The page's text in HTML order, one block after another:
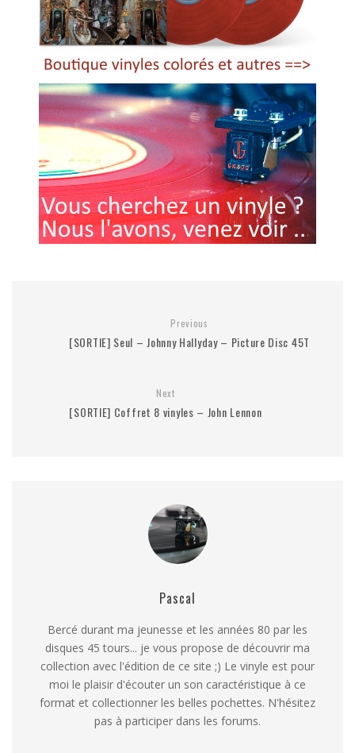
Previous
[SORTIE] Seul – Johnny Hallyday – Picture Disc 45T
Next
[SORTIE] Coffret 8 vinyles – John Lennon
Pascal
Bercé durant ma jeunesse et les années 80 par les
disques 45 tours... je vous propose de découvrir ma
collection avec l'édition de ce site ;) Le vinyle est pour
moi le plaisir d'écouter un son caractéristique à ce
format et collectionner les belles pochettes. N'hésitez
pas à participer dans les forums.